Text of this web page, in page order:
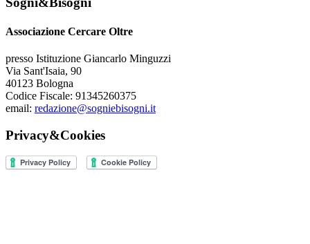
Associazione Cercare Oltre
presso Istituzione Giancarlo Minguzzi
Via Sant'Isaia, 90
40123 Bologna
Codice Fiscale: 91345260375
email: redazione@sogniebisogni.it
Privacy&Cookies